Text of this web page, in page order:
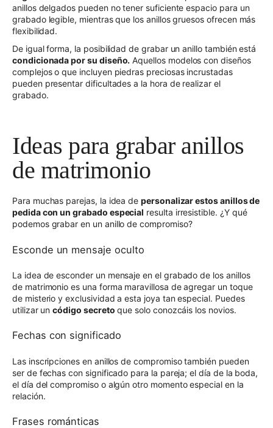
anillos delgados pueden no tener suficiente espacio para un
grabado legible, mientras que los anillos gruesos ofrecen más
flexibilidad.
De igual forma, la posibilidad de grabar un anillo también está
condicionada por su diseño. Aquellos modelos con diseños
complejos o que incluyen piedras preciosas incrustadas
pueden presentar dificultades a la hora de realizar el
grabado.
Ideas para grabar anillos
de matrimonio
Para muchas parejas, la idea depersonalizar estos anillos de
pedida con un grabado especial resulta irresistible. ¿Y qué
podemos grabar en un anillo de compromiso?
Esconde un mensaje oculto
La idea de esconder un mensaje en el grabado de los anillos
de matrimonio es una forma maravillosa de agregar un toque
de misterio y exclusividad a esta joya tan especial. Puedes
utilizar uncódigo secreto que solo conozcáis los novios.
Fechas con significado
Las inscripciones en anillos de compromiso también pueden
ser de fechas con significado para la pareja; el día de la boda,
el día del compromiso o algún otro momento especial en la
relación.
Frases románticas